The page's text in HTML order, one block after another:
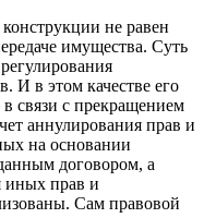
не равен
имущества. Суть
И в этом качестве его
связи с прекращением
аннулирования прав и
на основании
договором, а
иных прав и
Сам правовой